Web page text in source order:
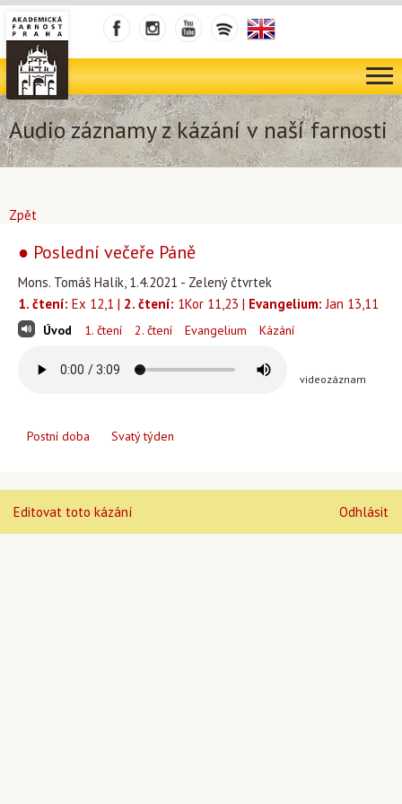
Audio záznamy z kázání v naší farnosti
Zpět
● Poslední večeře Páně
Mons. Tomáš Halík, 1.4.2021 - Zelený čtvrtek
1. čtení: Ex 12,1 | 2. čtení: 1Kor 11,23 | Evangelium: Jan 13,11
Úvod 1. čtení 2. čtení Evangelium Kázání
videozáznam
Postní doba Svatý týden
Editovat toto kázání Odhlásit